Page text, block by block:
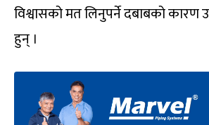
विश्वासको मत लिनुपर्ने दबाबको कारण
हुन् ।